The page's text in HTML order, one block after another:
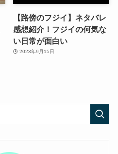
【路傍のフジイ】ネタバレ
感想紹介！フジイの何気な
い日常が面白い
2023年9月15日